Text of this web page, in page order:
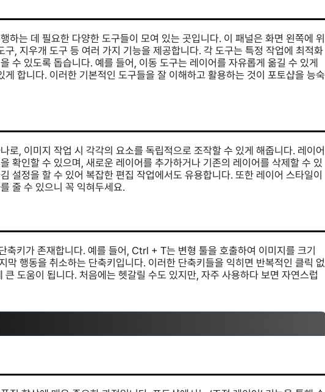
하는 데 필요한 다양한 도구들이 모여 있는 곳입니다. 이 패널은 화면 왼쪽에 위
, 지우개 도구 등 여러 가지 기능을 제공합니다. 각 도구는 특정 작업에 최적화
수 있도록 돕습니다. 예를 들어, 이동 도구는 레이어를 자유롭게 옮길 수 있게
합니다. 이러한 기본적인 도구들을 잘 이해하고 활용하는 것이 포토샵을 능숙
로, 이미지 작업 시 각각의 요소를 독립적으로 조작할 수 있게 해줍니다. 레이어
확인할 수 있으며, 새로운 레이어를 추가하거나 기존의 레이어를 삭제할 수 있
설정을 할 수 있어 복잡한 편집 작업에서도 유용합니다. 또한 레이어 스타일이
줄 수 있으니 꼭 익혀두세요.
축키가 존재합니다. 예를 들어, Ctrl + T는 변형 툴을 호출하여 이미지를 크기
행동을 취소하는 단축키입니다. 이러한 단축키들을 익히면 반복적인 클릭 없
도움이 됩니다. 처음에는 헷갈릴 수도 있지만, 자주 사용하다 보면 자연스럽